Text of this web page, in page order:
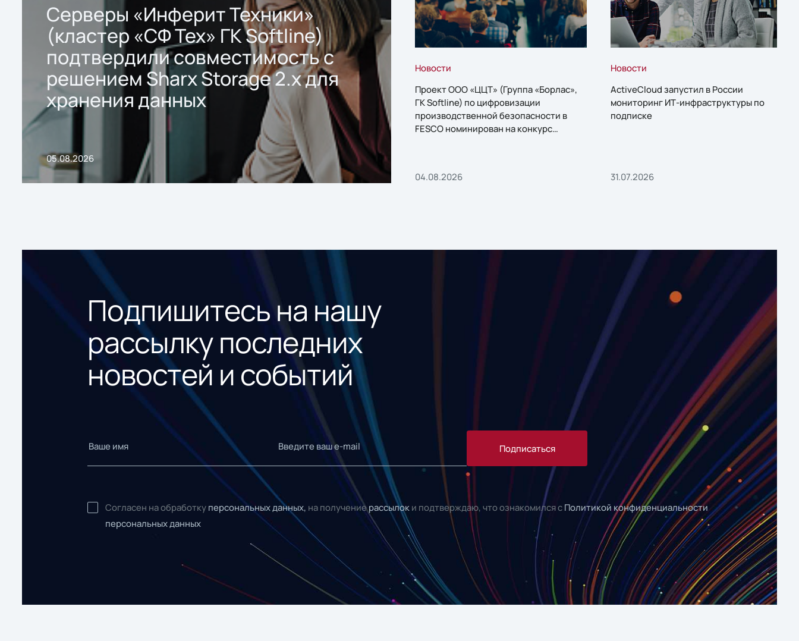
Серверы «Инферит Техники»
(кластер «СФ Тех» ГК Softline)
подтвердили совместимость с
решением Sharx Storage 2.x для
хранения данных
05.08.2026
Новости
Проект ООО «ЦЦТ» (Группа «Борлас»,
ГК Softline) по цифровизации
производственной безопасности в
FESCO номинирован на конкурс
04.08.2026
Новости
ActiveCloud запустил в России
мониторинг ИТ-инфраструктуры по
подписке
31.07.2026
Подпишитесь на нашу
рассылку последних
новостей и событий
Подписаться
Согласен на обработку персональных данных, на получениерассылок и подтверждаю, что ознакомился с Политикой конфиденциальности
персональных данных